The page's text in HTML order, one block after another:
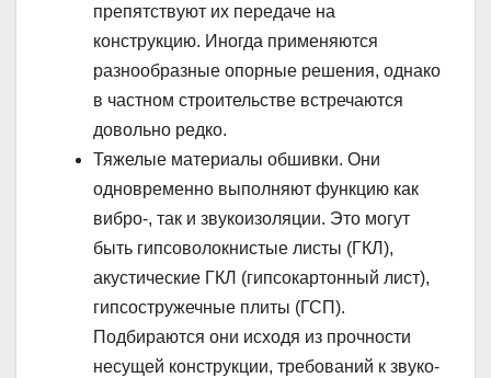
препятствуют их передаче на
конструкцию. Иногда применяются
разнообразные опорные решения, однако
в частном строительстве встречаются
довольно редко.
Тяжелые материалы обшивки. Они
одновременно выполняют функцию как
вибро-, так и звукоизоляции. Это могут
быть гипсоволокнистые листы (ГКЛ),
акустические ГКЛ (гипсокартонный лист),
гипсостружечные плиты (ГСП).
Подбираются они исходя из прочности
несущей конструкции, требований к звуко-